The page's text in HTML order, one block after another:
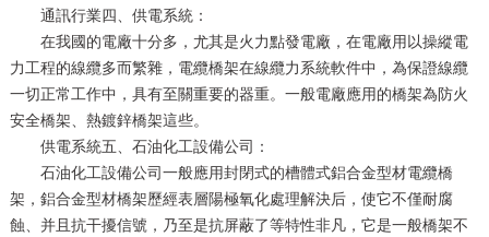
通訊行業四、供電系統：
在我國的電廠十分多，尤其是火力點發電廠，在電廠用以操縱電
力工程的線纜多而繁雜，電纜橋架在線纜力系統軟件中，為保證線纜
一切正常工作中，具有至關重要的器重。一般電廠應用的橋架為防火
安全橋架、熱鍍鋅橋架這些。
供電系統五、石油化工設備公司：
石油化工設備公司一般應用封閉式的槽體式鋁合金型材電纜橋
架，鋁合金型材橋架歷經表層陽極氧化處理解決后，使它不僅耐腐
蝕、并且抗干擾信號，乃至是抗屏蔽了等特性非凡，它是一般橋架不